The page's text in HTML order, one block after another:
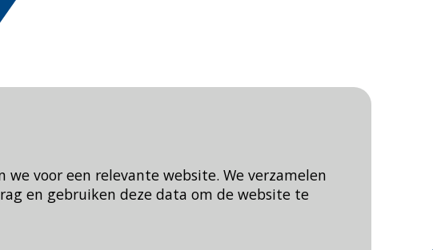
voor een relevante website. We verzamelen
en gebruiken deze data om de website te